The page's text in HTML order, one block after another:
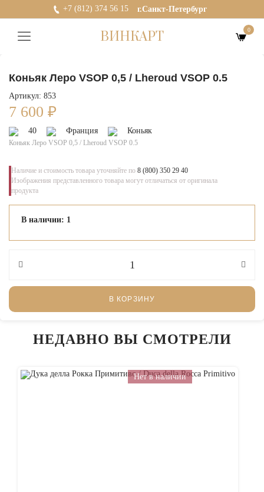
+7 (812) 374 56 15 г.Санкт-Петербург
ВИНКАРТ 0
Коньяк Леро VSOP 0,5 / Lheroud VSOP 0.5
Артикул: 853
7 600 ₽
40 Франция Коньяк
Коньяк Леро VSOP 0,5 / Lheroud VSOP 0.5
Наличие и стоимость товара уточняйте по 8 (800) 350 29 40
Изображения представленного товара могут отличаться от оригинала
продукта
В наличии: 1
В КОРЗИНУ
НЕДАВНО ВЫ СМОТРЕЛИ
Нет в наличии